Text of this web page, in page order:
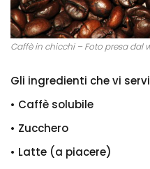
Caffè in chicchi – Foto presa dal
Gli ingredienti che vi
• Caffè solubile
• Zucchero
• Latte (a piacere)